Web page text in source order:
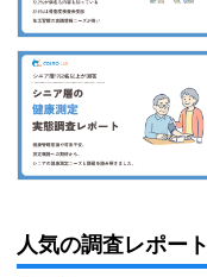
人気の調査レポート